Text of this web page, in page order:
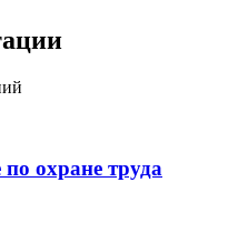
охране труда